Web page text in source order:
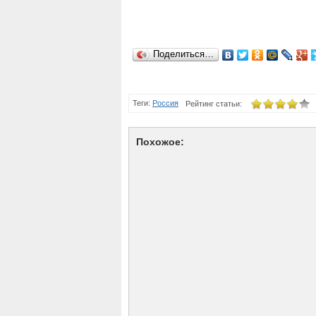
Поделиться…
Теги: Россия Рейтинг статьи:
Похожое: